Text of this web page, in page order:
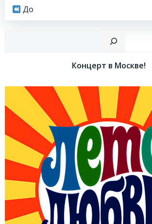
Навигация
записям
До
по
Концерт в Москве!